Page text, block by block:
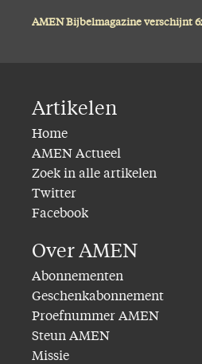
AMEN Bijbelmagazine verschijnt
Artikelen
Home
AMEN Actueel
Zoek in alle artikelen
Twitter
Facebook
Over AMEN
Abonnementen
Geschenkabonnement
Proefnummer AMEN
Steun AMEN
Missie